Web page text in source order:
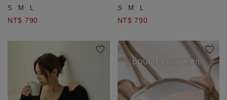
排扣長袖短版運動衫
S M L
NT$ 790
排扣長袖短版運動衫
S M L
NT$ 790